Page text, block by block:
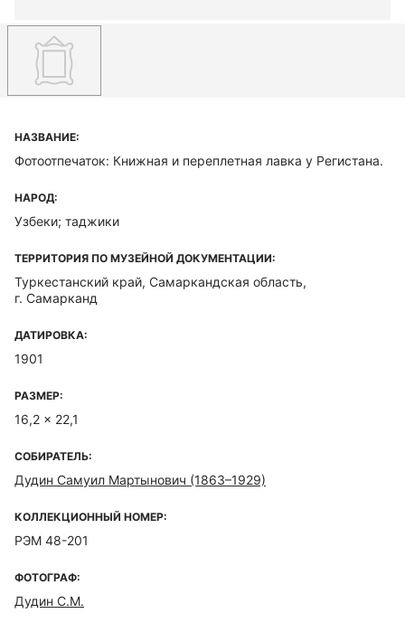
НАЗВАНИЕ:
Фотоотпечаток: Книжная и переплетная лавка у Регистана.
НАРОД:
Узбеки; таджики
ТЕРРИТОРИЯ ПО МУЗЕЙНОЙ ДОКУМЕНТАЦИИ:
Туркестанский край, Самаркандская область,
г. Самарканд
ДАТИРОВКА:
1901
РАЗМЕР:
16,2 x 22,1
СОБИРАТЕЛЬ:
Дудин Самуил Мартынович (1863–1929)
КОЛЛЕКЦИОННЫЙ НОМЕР:
РЭМ 48-201
ФОТОГРАФ:
Дудин С.М.